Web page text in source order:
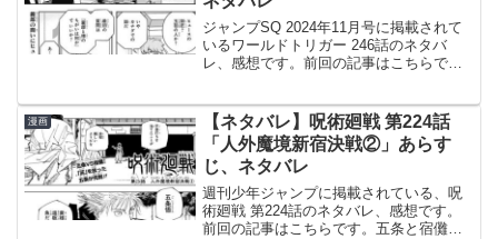
ジャンプSQ 2024年11月号に掲載されて
いるワールドトリガー 246話のネタバ
レ、感想です。前回の記事はこちらで
『実力』とはただの結果ヒュースは若村
の質問に対して、...
漫画
【ネタバレ】呪術廻戦 第224話
「人外魔境新宿決戦②」あらす
じ、ネタバレ
週刊少年ジャンプに掲載されている、呪
術廻戦 第224話のネタバレ、感想です。
前回の記事はこちらです。五条と宿儺の